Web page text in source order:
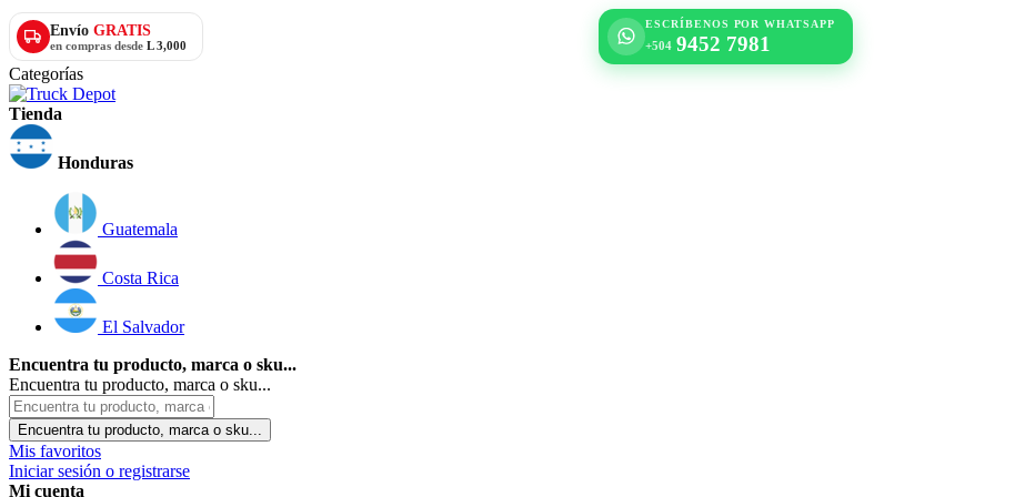
Envío GRATIS
en compras desde L 3,000
ESCRÍBENOS POR WHATSAPP
+504 9452 7981
Categorías
Tienda
Honduras
Guatemala
Costa Rica
El Salvador
Encuentra tu producto, marca o sku...
Encuentra tu producto, marca o sku...
Encuentra tu producto, marca o sku...
Mis favoritos
Iniciar sesión o registrarse
Mi cuenta